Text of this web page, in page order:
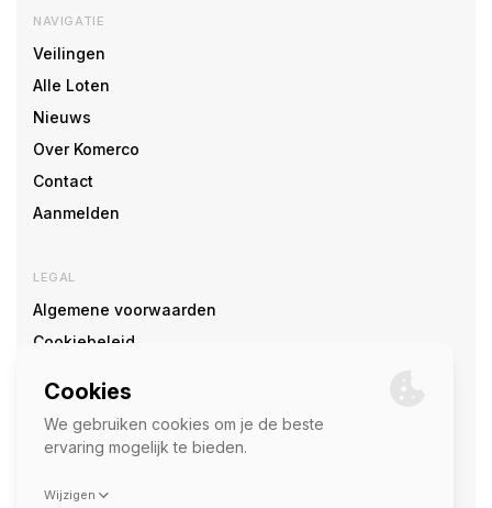
NAVIGATIE
Veilingen
Alle Loten
Nieuws
Over Komerco
Contact
Aanmelden
LEGAL
Algemene voorwaarden
Cookiebeleid
SOCIAL